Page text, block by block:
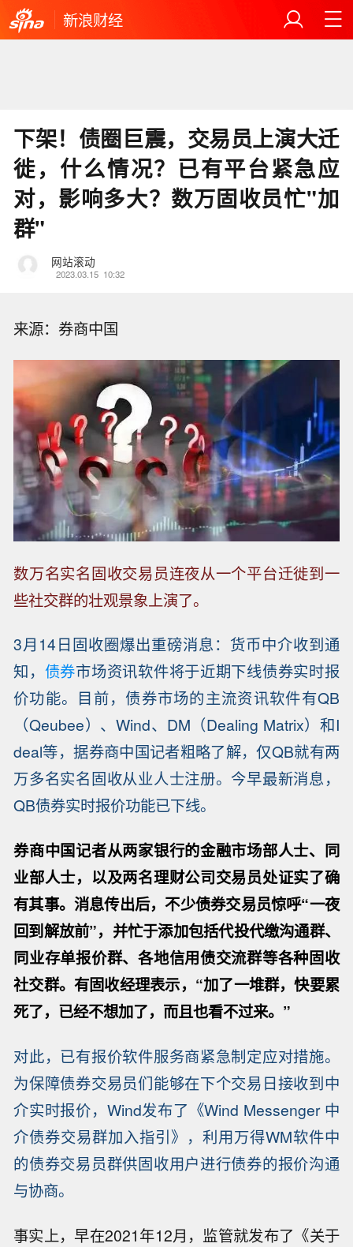
新浪财经
下架！债圈巨震，交易员上演大迁
徙，什么情况？已有平台紧急应
对，影响多大？数万固收员忙"加
群"
网站滚动
2023.03.15 10:32
来源：券商中国
数万名实名固收交易员连夜从一个平台迁徙到一
些社交群的壮观景象上演了。
3月14日固收圈爆出重磅消息：货币中介收到通
知， 债券市场资讯软件将于近期下线债券实时报
价功能。目前，债券市场的主流资讯软件有QB
（Qeubee）、Wind、DM（Dealing Matrix）和I
deal等，据券商中国记者粗略了解，仅QB就有两
万多名实名固收从业人士注册。今早最新消息，
QB债券实时报价功能已下线。
券商中国记者从两家银行的金融市场部人士、同
业部人士，以及两名理财公司交易员处证实了确
有其事。消息传出后，不少债券交易员惊呼“一夜
回到解放前”，并忙于添加包括代投代缴沟通群、
同业存单报价群、各地信用债交流群等各种固收
社交群。有固收经理表示，“加了一堆群，快要累
死了，已经不想加了，而且也看不过来。”
对此，已有报价软件服务商紧急制定应对措施。
为保障债券交易员们能够在下个交易日接收到中
介实时报价，Wind发布了《Wind Messenger 中
介债券交易群加入指引》，利用万得WM软件中
的债券交易员群供固收用户进行债券的报价沟通
与协商。
事实上，早在2021年12月，监管就发布了《关于